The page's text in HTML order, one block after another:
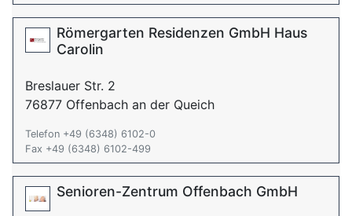
Römergarten Residenzen GmbH Haus
Carolin
Breslauer Str. 2
76877 Offenbach an der Queich
Telefon +49 (6348) 6102-0
Fax +49 (6348) 6102-499
Senioren-Zentrum Offenbach GmbH